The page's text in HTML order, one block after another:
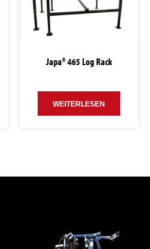
Japa® 465 Log Rack
WEITERLESEN